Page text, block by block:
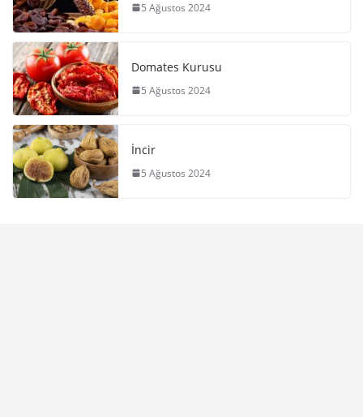
5 Ağustos 2024
Domates Kurusu
5 Ağustos 2024
İncir
5 Ağustos 2024